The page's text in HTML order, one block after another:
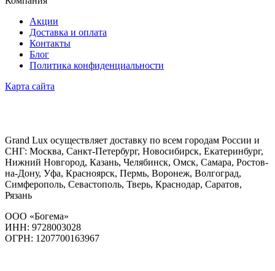
Акции
Доставка и оплата
Контакты
Блог
Политика конфиденциальности
Карта сайта
Grand Lux осуществляет доставку по всем городам России и
СНГ: Москва, Санкт-Петербург, Новосибирск, Екатеринбург,
Нижний Новгород, Казань, Челябинск, Омск, Самара, Ростов-
на-Дону, Уфа, Красноярск, Пермь, Воронеж, Волгоград,
Симферополь, Севастополь, Тверь, Краснодар, Саратов,
Рязань
ООО «Богема»
ИНН: 9728003028
ОГРН: 1207700163967